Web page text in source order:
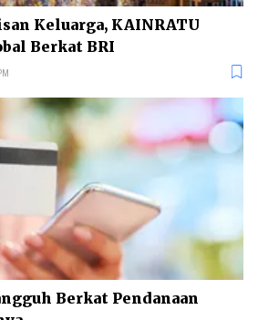
Keluarga, KAINRATU
Berkat BRI
Berkat Pendanaan